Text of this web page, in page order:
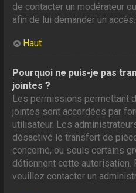
de contacter un modérateur
afin de lui demander un accès.
Haut
Pourquoi ne puis-je pas
jointes ?
Les permissions permettant
jointes sont accordées par
utilisateur. Les
désactivé le transfert de
concerné, ou seuls certains
détiennent cette autorisation.
veuillez contacter un